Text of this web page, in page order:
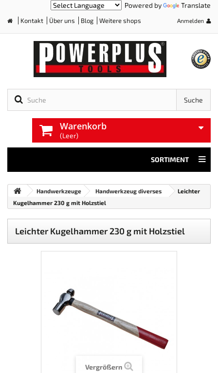
Powered by Translate
Kontakt Über uns Blog Weitere shops Anmelden
Suche
Warenkorb
(Leer)
SORTIMENT
Handwerkzeuge Handwerkzeug diverses
Leichter
Kugelhammer 230 g mit Holzstiel
Leichter Kugelhammer 230 g mit Holzstiel
Vergrößern